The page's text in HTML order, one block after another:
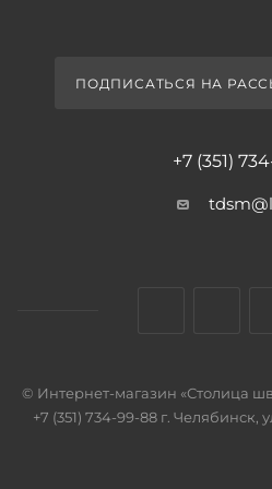
ПОДПИСАТЬСЯ НА
+7 (351)
© Интернет-магазин «Столица
+7 (351) 734-99-88 г.